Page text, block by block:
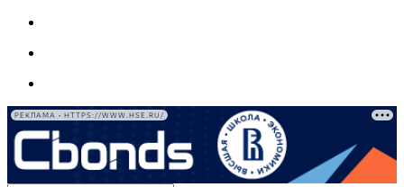
РЕКЛАМА • HTTPS://WWW.HSE.RU/